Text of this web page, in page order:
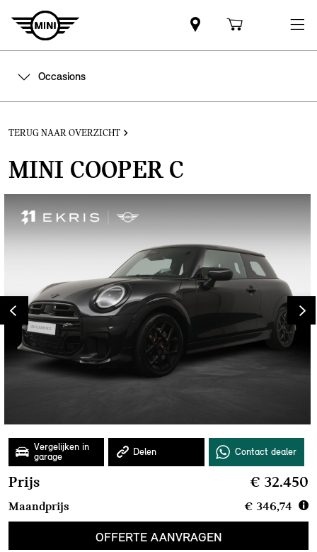
Occasions
TERUG NAAR OVERZICHT
Prijs € 32.450
Maandprijs € 346,74
OFFERTE AANVRAGEN
MINI COOPER C